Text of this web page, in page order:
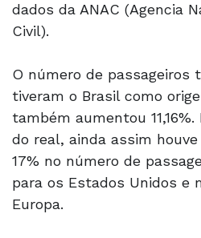
dados da ANAC (Agencia
Civil).
O número de passageiros
tiveram o Brasil como
também aumentou
do real, ainda assim
17% no número de
para os Estados Unidos e
Europa.